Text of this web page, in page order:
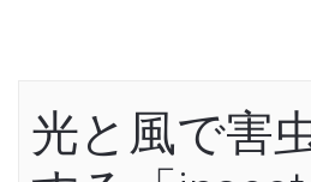
光と風で害